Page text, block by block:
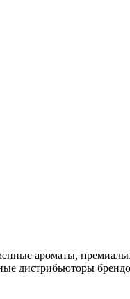
ароматы,
дистрибьюторы